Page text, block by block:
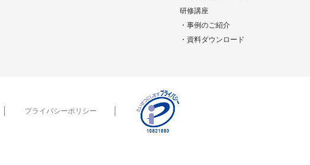
研修講座
・事例のご紹介
・資料ダウンロード
プライバシーポリシー